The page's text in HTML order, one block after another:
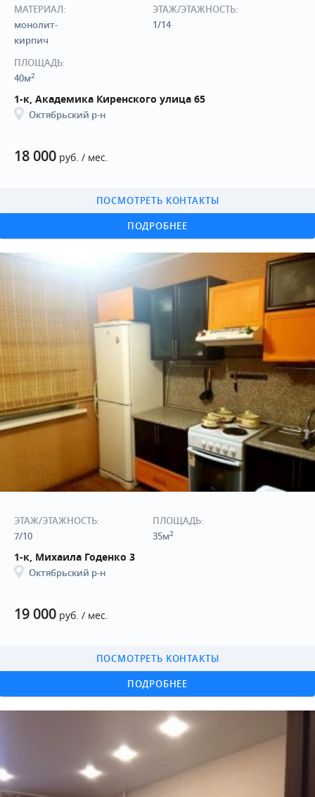
18 000 руб. / мес.
1-к, Академика Киренского улица 65
Октябрьский р-н
ПОДРОБНЕЕ
ПОСМОТРЕТЬ КОНТАКТЫ
МАТЕРИАЛ:
монолит-
кирпич
ЭТАЖ/ЭТАЖНОСТЬ:
1/14
ПЛОЩАДЬ:
40м2
19 000 руб. / мес.
1-к, Михаила Годенко 3
Октябрьский р-н
ПОДРОБНЕЕ
ПОСМОТРЕТЬ КОНТАКТЫ
ЭТАЖ/ЭТАЖНОСТЬ:
7/10
ПЛОЩАДЬ:
35м2